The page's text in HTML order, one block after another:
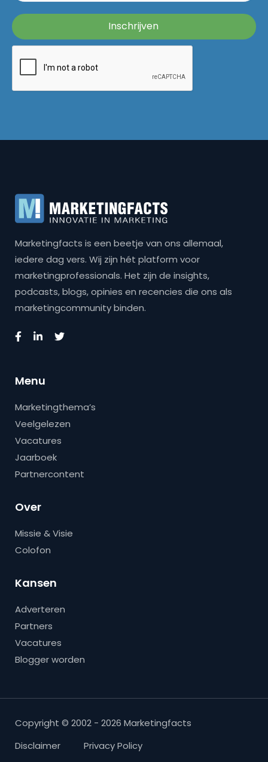
Marketingfacts is een beetje van ons allemaal,
iedere dag vers. Wij zijn hét platform voor
marketingprofessionals. Het zijn de insights,
podcasts, blogs, opinies en recencies die ons als
marketingcommunity binden.
Menu
Marketingthema’s
Veelgelezen
Vacatures
Jaarboek
Partnercontent
Over
Missie & Visie
Colofon
Kansen
Adverteren
Partners
Vacatures
Blogger worden
Copyright © 2002 - 2026 Marketingfacts
Disclaimer
Privacy Policy